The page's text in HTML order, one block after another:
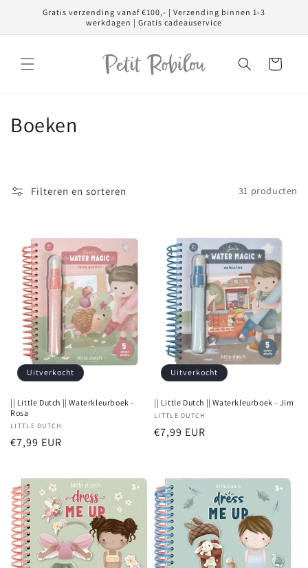
naar deGratis verzending vanaf €100,- | Verzending binnen 1-3
werkdagen | Gratis cadeauservice
Winkelwagen
C
Boeken
Filteren en sorteren 31 producten
Uitverkocht
|| Little Dutch || Waterkleurboek -
Rosa
Verkoper:
LITTLE DUTCH
Normale
€7,99 EUR
Uitverkocht
|| Little Dutch || Waterkleurboek - Jim
Verkoper:
LITTLE DUTCH
Normale
€7,99 EUR